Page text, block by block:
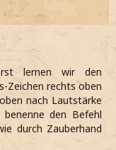
lernen wir den
Zeichen rechts oben
nach Lautstärke
den Befehl
durch Zauberhand